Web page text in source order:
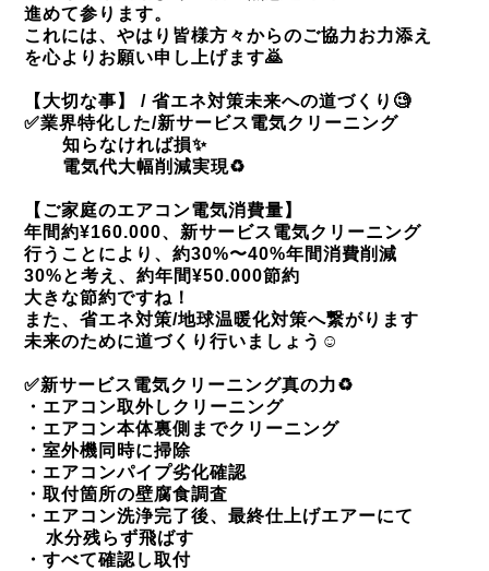
進めて参ります。
これには、やはり皆様方々からのご協力お力添え
を心よりお願い申し上げます🙇
【大切な事】 / 省エネ対策未来への道づくり 🧐
✅業界特化した/新サービス電気クリーニング
知らなければ損✨
電気代大幅削減実現♻️
【ご家庭のエアコン電気消費量】
年間約¥160.000、新サービス電気クリーニング
行うことにより、約30%〜40%年間消費削減
30%と考え、約年間¥50.000節約
大きな節約ですね！
また、省エネ対策/地球温暖化対策へ繋がります
未来のために道づくり行いましょう ☺️
✅新サービス電気クリーニング真の力♻️
・エアコン取外しクリーニング
・エアコン本体裏側までクリーニング
・室外機同時に掃除
・エアコンパイプ劣化確認
・取付箇所の壁腐食調査
・エアコン洗浄完了後、最終仕上げエアーにて
水分残らず飛ばす
・すべて確認し取付